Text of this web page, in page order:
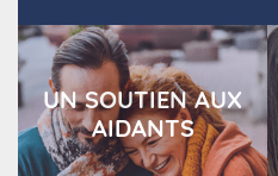
UN SOUTIEN AUX
AIDANTS